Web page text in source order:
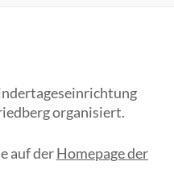
organisiert.
auf derHomepage der